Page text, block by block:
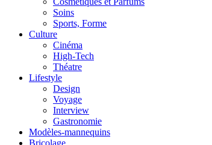
Soins
Sports, Forme
Culture
Cinéma
High-Tech
Théatre
Lifestyle
Design
Voyage
Interview
Gastronomie
Modèles-mannequins
Bricolage